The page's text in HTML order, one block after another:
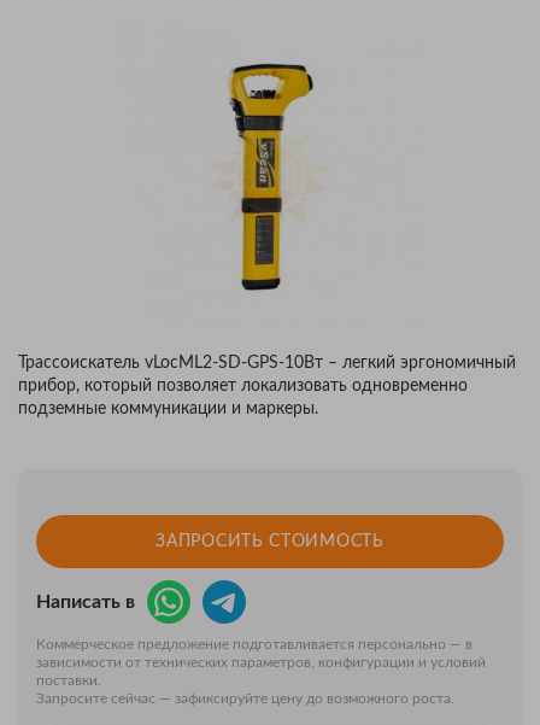
Трассоискатель vLocML2-SD-GPS-10Вт – легкий эргономичный
прибор, который позволяет локализовать одновременно
подземные коммуникации и маркеры.
ЗАПРОСИТЬ СТОИМОСТЬ
Написать в
Коммерческое предложение подготавливается персонально — в
зависимости от технических параметров, конфигурации и условий
поставки.
Запросите сейчас — зафиксируйте цену до возможного роста.